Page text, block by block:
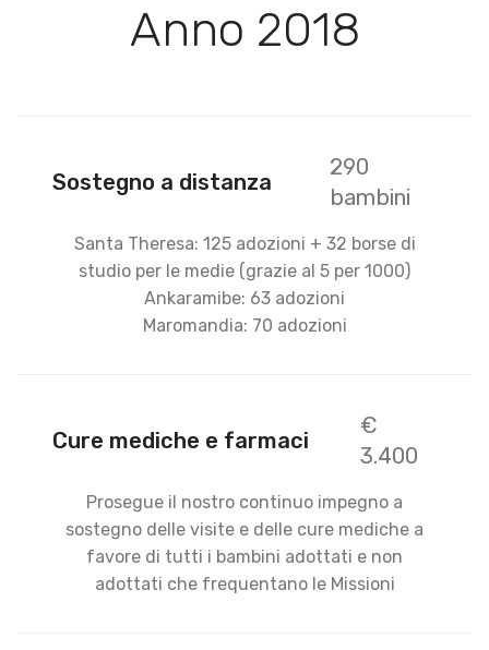
Anno 2018
Sostegno a distanza
290
bambini
Santa Theresa: 125 adozioni + 32 borse di
studio per le medie (grazie al 5 per 1000)
Ankaramibe: 63 adozioni
Maromandia: 70 adozioni
Cure mediche e farmaci
€
3.400
Prosegue il nostro continuo impegno a
sostegno delle visite e delle cure mediche a
favore di tutti i bambini adottati e non
adottati che frequentano le Missioni